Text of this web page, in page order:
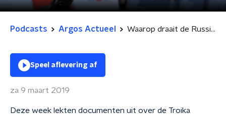
Podcasts Argos Actueel Waarop draait de Russische witwasmachine?
Speel aflevering af
za 9 maart 2019
Deze week lekten documenten uit over de Troika